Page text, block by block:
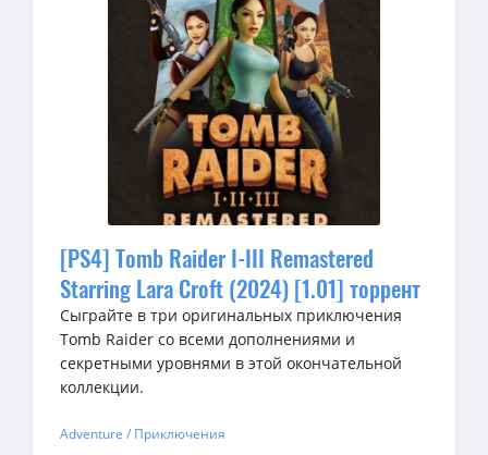
[PS4] Tomb Raider I-III Remastered
Starring Lara Croft (2024) [1.01] торрент
Сыграйте в три оригинальных приключения
Tomb Raider со всеми дополнениями и
секретными уровнями в этой окончательной
коллекции.
Adventure / Приключения